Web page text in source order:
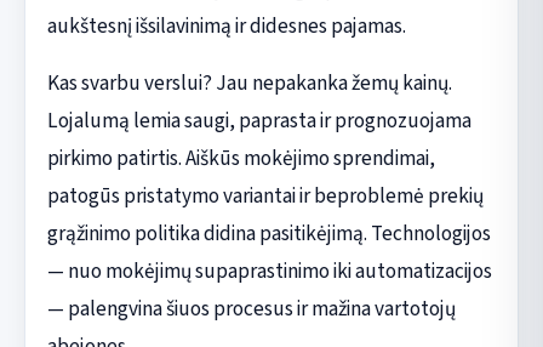
aukštesnį išsilavinimą ir didesnes pajamas.
Kas svarbu verslui? Jau nepakanka žemų kainų.
Lojalumą lemia saugi, paprasta ir prognozuojama
pirkimo patirtis. Aiškūs mokėjimo sprendimai,
patogūs pristatymo variantai ir beproblemė prekių
grąžinimo politika didina pasitikėjimą. Technologijos
— nuo mokėjimų supaprastinimo iki automatizacijos
— palengvina šiuos procesus ir mažina vartotojų